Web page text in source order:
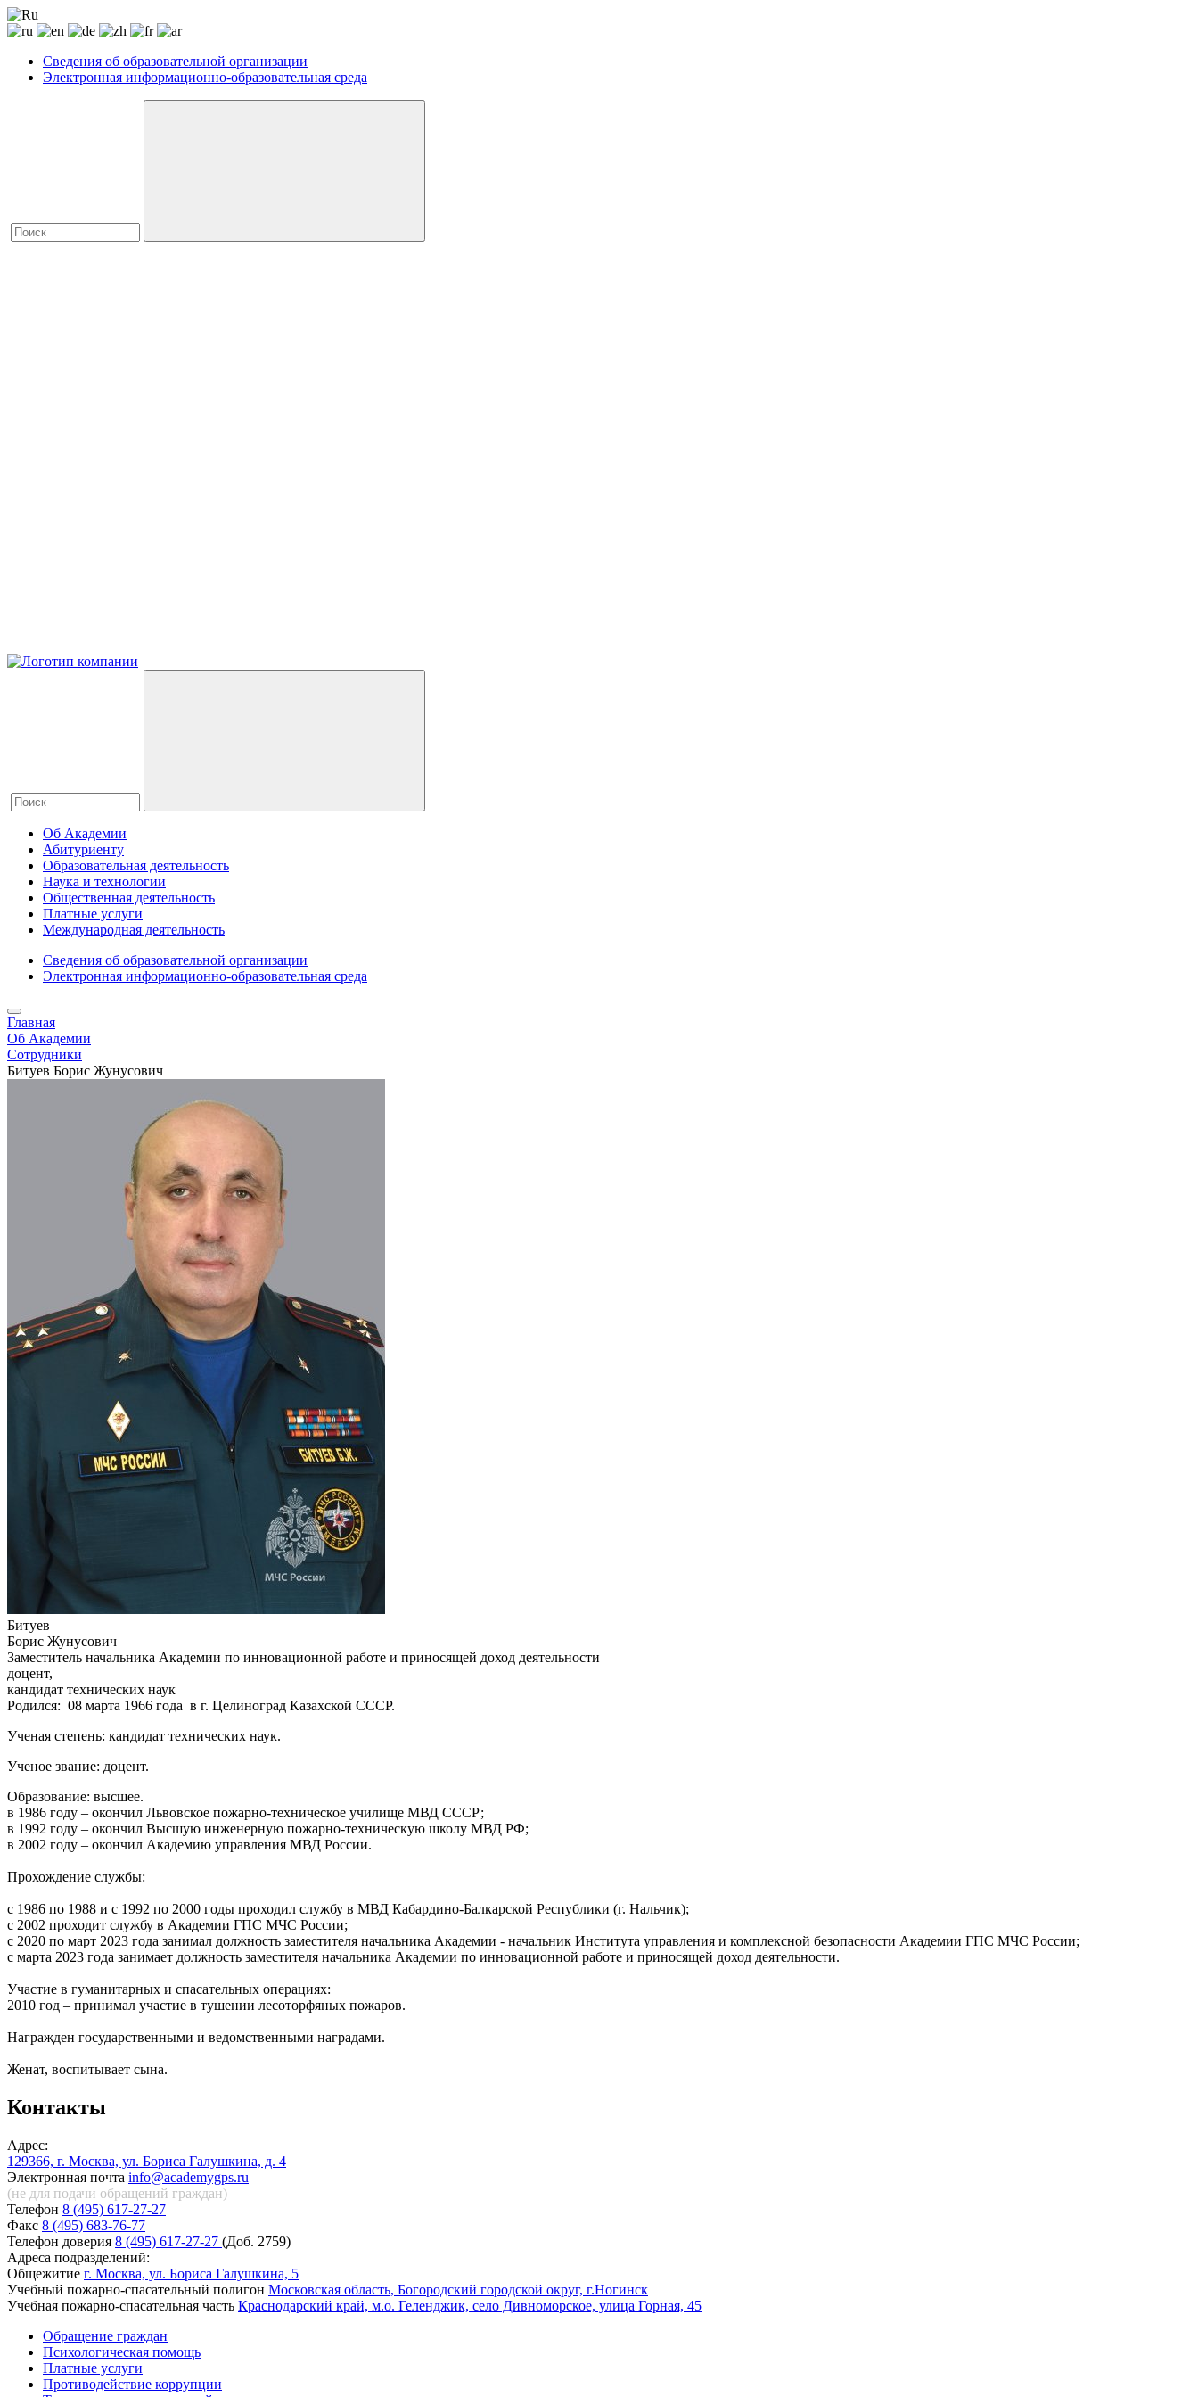
Сведения об образовательной организации
Электронная информационно-образовательная среда
Об Академии
Абитуриенту
Образовательная деятельность
Наука и технологии
Общественная деятельность
Платные услуги
Международная деятельность
Сведения об образовательной организации
Электронная информационно-образовательная среда
Главная
Об Академии
Сотрудники
Битуев Борис Жунусович
Битуев
Борис Жунусович
Заместитель начальника Академии по инновационной работе и приносящей доход деятельности
доцент,
кандидат технических наук
Родился: 08 марта 1966 года в г. Целиноград Казахской СССР.
Ученая степень: кандидат технических наук.
Ученое звание: доцент.
Образование: высшее.
в 1986 году – окончил Львовское пожарно-техническое училище МВД СССР;
в 1992 году – окончил Высшую инженерную пожарно-техническую школу МВД РФ;
в 2002 году – окончил Академию управления МВД России.
Прохождение службы:
с 1986 по 1988 и с 1992 по 2000 годы проходил службу в МВД Кабардино-Балкарской Республики (г. Нальчик);
с 2002 проходит службу в Академии ГПС МЧС России;
с 2020 по март 2023 года занимал должность заместителя начальника Академии - начальник Института управления и комплексной безопасности Академии ГПС МЧС России;
с марта 2023 года занимает должность заместителя начальника Академии по инновационной работе и приносящей доход деятельности.
Участие в гуманитарных и спасательных операциях:
2010 год – принимал участие в тушении лесоторфяных пожаров.
Награжден государственными и ведомственными наградами.
Женат, воспитывает сына.
Контакты
Адрес:
129366, г. Москва, ул. Бориса Галушкина, д. 4
Электронная почта info@academygps.ru
(не для подачи обращений граждан)
Телефон 8 (495) 617-27-27
Факс 8 (495) 683-76-77
Телефон доверия 8 (495) 617-27-27 (Доб. 2759)
Адреса подразделений:
Общежитие г. Москва, ул. Бориса Галушкина, 5
Учебный пожарно-спасательный полигон Московская область, Богородский городской округ, г.Ногинск
Учебная пожарно-спасательная часть Краснодарский край, м.о. Геленджик, село Дивноморское, улица Горная, 45
Обращение граждан
Психологическая помощь
Платные услуги
Противодействие коррупции